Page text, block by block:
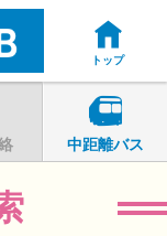
トップ
中距離バス